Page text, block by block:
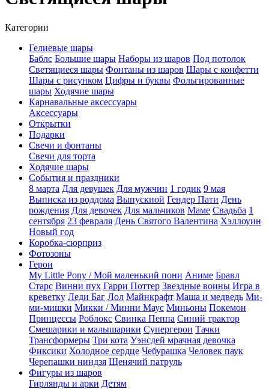
Категории
Гелиевые шары
Баблс Большие шары Наборы из шаров Под потолок
Светящиеся шары Фонтаны из шаров Шары с конфетти
Шары с рисунком Цифры и буквы Фольгированные
шары Ходячие шары
Карнавальные аксессуары
Аксессуары
Открытки
Подарки
Свечи и фонтаны
Свечи для торта
Ходячие шары
События и праздники
8 марта Для девушек Для мужчин 1 годик 9 мая
Выписка из роддома Выпускной Гендер Пати День
рождения Для девочек Для мальчиков Маме Свадьба 1
сентября 23 февраля День Святого Валентина Хэллоуин
Новый год
Коробка-сюрприз
Фотозоны
Герои
My Little Pony / Мой маленький пони Аниме Бравл
Старс Винни пух Гарри Поттер Звездные воины Игра в
креветку Леди Баг Лол Майнкрафт Маша и медведь Ми-
ми-мишки Микки / Минни Маус Миньоны Покемон
Принцессы Роблокс Свинка Пеппа Синий трактор
Смешарики и малышарики Супергерои Тачки
Трансформеры Три кота Уэнсдей мрачная девочка
Фиксики Холодное сердце Чебурашка Человек паук
Черепашки ниндзя Щенячий патруль
Фигуры из шаров
Гирлянды и арки Детям